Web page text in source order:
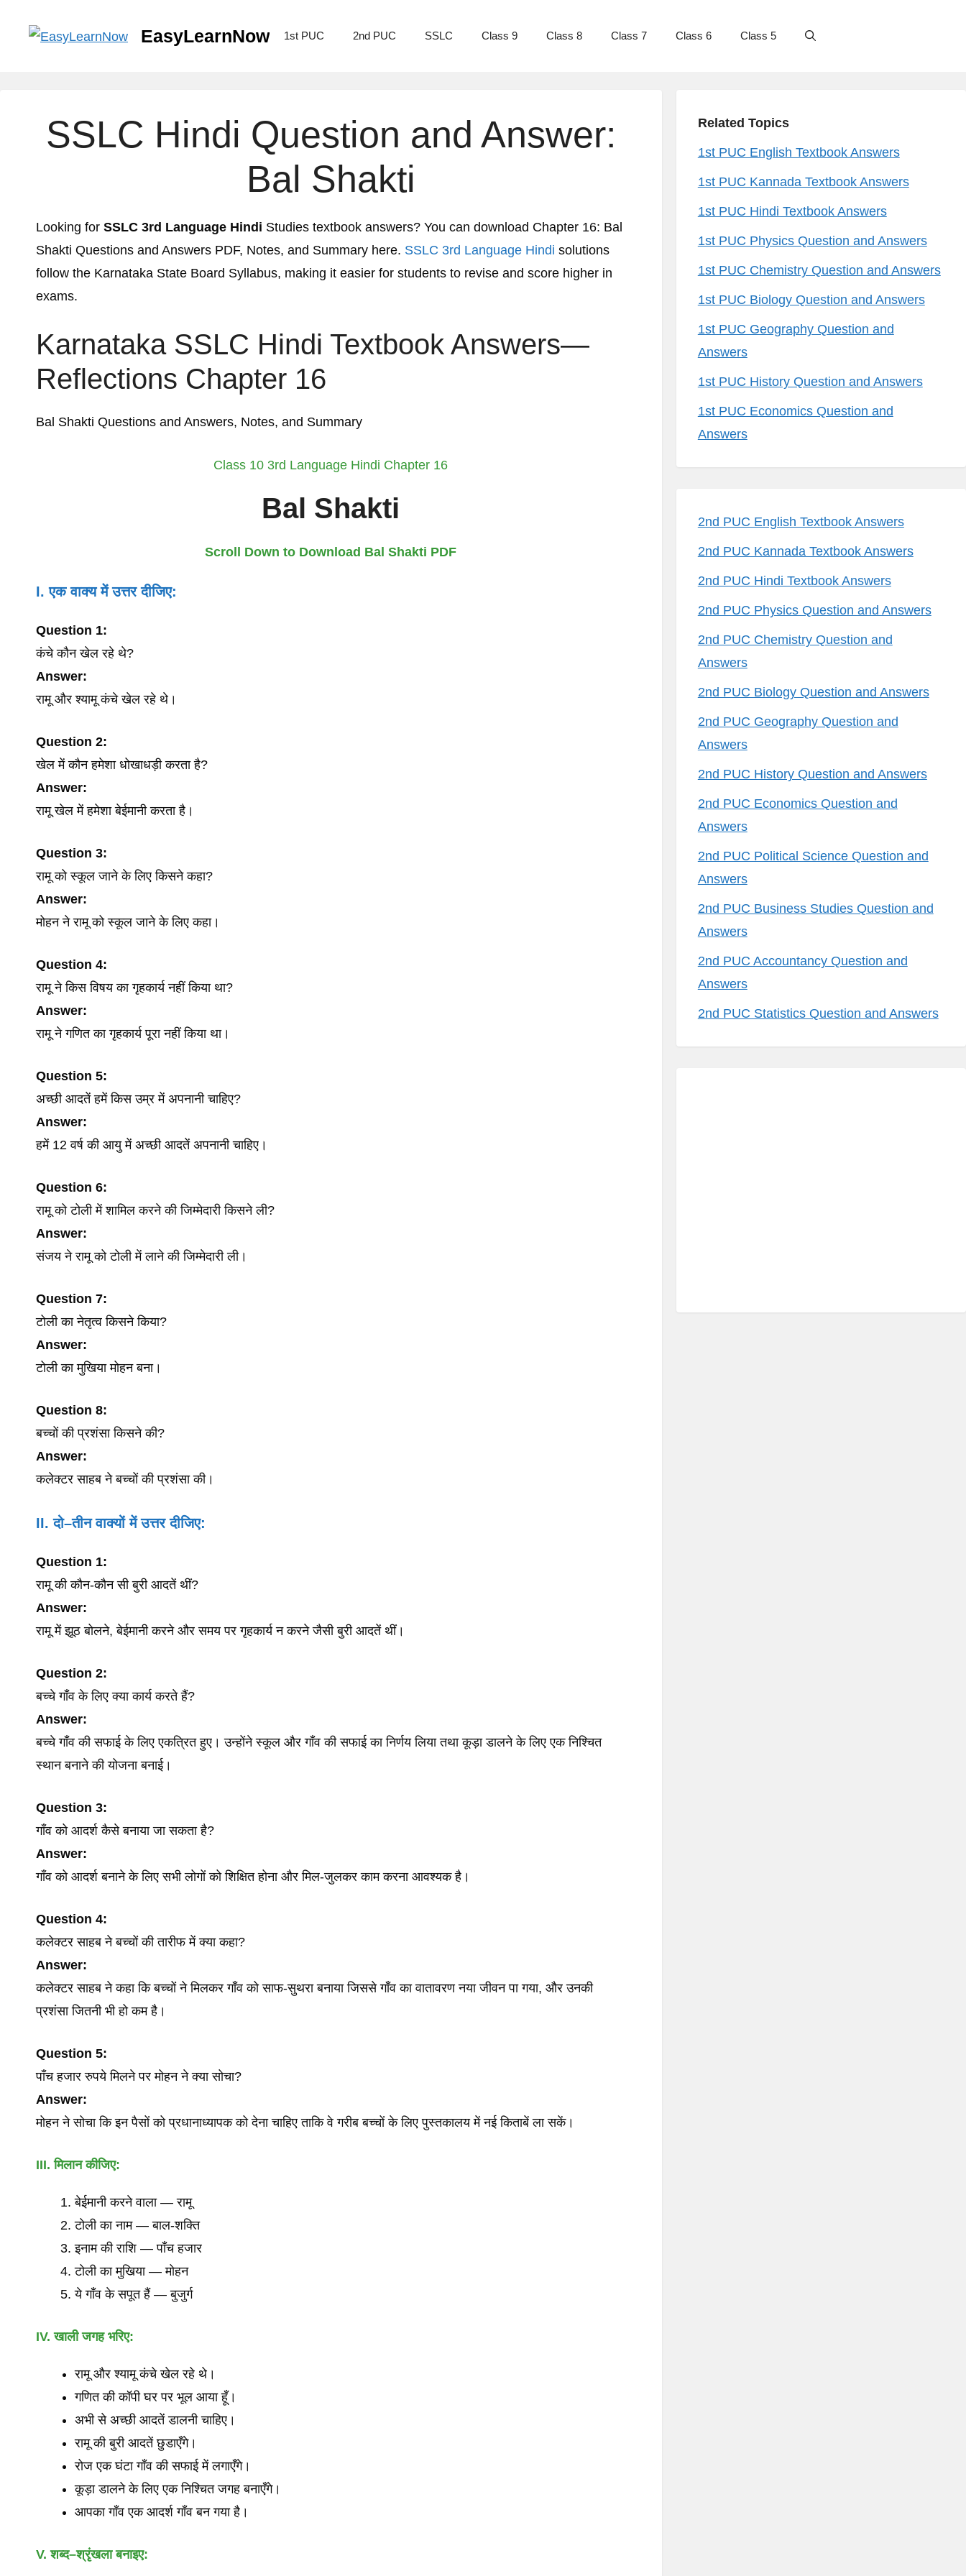
EasyLearnNow 1st PUC 2nd PUC SSLC Class 9 Class 8 Class 7 Class 6 Class 5
SSLC Hindi Question and Answer:
Bal Shakti
Looking for SSLC 3rd Language Hindi Studies textbook answers? You can download Chapter 16: Bal
Shakti Questions and Answers PDF, Notes, and Summary here. SSLC 3rd Language Hindi solutions
follow the Karnataka State Board Syllabus, making it easier for students to revise and score higher in
exams.
Karnataka SSLC Hindi Textbook Answers—
Reflections Chapter 16
Bal Shakti Questions and Answers, Notes, and Summary
Class 10 3rd Language Hindi Chapter 16
Bal Shakti
Scroll Down to Download Bal Shakti PDF
I. एक वाक्य में उत्तर दीजिए:
Question 1:
कंचे कौन खेल रहे थे?
Answer:
रामू और श्यामू कंचे खेल रहे थे।
Question 2:
खेल में कौन हमेशा धोखाधड़ी करता है?
Answer:
रामू खेल में हमेशा बेईमानी करता है।
Question 3:
रामू को स्कूल जाने के लिए किसने कहा?
Answer:
मोहन ने रामू को स्कूल जाने के लिए कहा।
Question 4:
रामू ने किस विषय का गृहकार्य नहीं किया था?
Answer:
रामू ने गणित का गृहकार्य पूरा नहीं किया था।
Question 5:
अच्छी आदतें हमें किस उम्र में अपनानी चाहिए?
Answer:
हमें 12 वर्ष की आयु में अच्छी आदतें अपनानी चाहिए।
Question 6:
रामू को टोली में शामिल करने की जिम्मेदारी किसने ली?
Answer:
संजय ने रामू को टोली में लाने की जिम्मेदारी ली।
Question 7:
टोली का नेतृत्व किसने किया?
Answer:
टोली का मुखिया मोहन बना।
Question 8:
बच्चों की प्रशंसा किसने की?
Answer:
कलेक्टर साहब ने बच्चों की प्रशंसा की।
II. दो–तीन वाक्यों में उत्तर दीजिए:
Question 1:
रामू की कौन-कौन सी बुरी आदतें थीं?
Answer:
रामू में झूठ बोलने, बेईमानी करने और समय पर गृहकार्य न करने जैसी बुरी आदतें थीं।
Question 2:
बच्चे गाँव के लिए क्या कार्य करते हैं?
Answer:
बच्चे गाँव की सफाई के लिए एकत्रित हुए। उन्होंने स्कूल और गाँव की सफाई का निर्णय लिया तथा कूड़ा डालने के लिए एक निश्चित
स्थान बनाने की योजना बनाई।
Question 3:
गाँव को आदर्श कैसे बनाया जा सकता है?
Answer:
गाँव को आदर्श बनाने के लिए सभी लोगों को शिक्षित होना और मिल-जुलकर काम करना आवश्यक है।
Question 4:
कलेक्टर साहब ने बच्चों की तारीफ में क्या कहा?
Answer:
कलेक्टर साहब ने कहा कि बच्चों ने मिलकर गाँव को साफ-सुथरा बनाया जिससे गाँव का वातावरण नया जीवन पा गया, और उनकी
प्रशंसा जितनी भी हो कम है।
Question 5:
पाँच हजार रुपये मिलने पर मोहन ने क्या सोचा?
Answer:
मोहन ने सोचा कि इन पैसों को प्रधानाध्यापक को देना चाहिए ताकि वे गरीब बच्चों के लिए पुस्तकालय में नई किताबें ला सकें।
III.मिलान कीजिए:
बेईमानी करने वाला — रामू
टोली का नाम — बाल-शक्ति
इनाम की राशि — पाँच हजार
टोली का मुखिया — मोहन
ये गाँव के सपूत हैं — बुजुर्ग
IV. खाली जगह भरिए:
रामू और श्यामू कंचे खेल रहे थे।
गणित की कॉपी घर पर भूल आया हूँ।
अभी से अच्छी आदतें डालनी चाहिए।
रामू की बुरी आदतें छुडाएँगे।
रोज एक घंटा गाँव की सफाई में लगाएँगे।
कूड़ा डालने के लिए एक निश्चित जगह बनाएँगे।
आपका गाँव एक आदर्श गाँव बन गया है।
V. शब्द–श्रृंखला बनाइए:
Related Topics
1st PUC English Textbook Answers
1st PUC Kannada Textbook Answers
1st PUC Hindi Textbook Answers
1st PUC Physics Question and Answers
1st PUC Chemistry Question and Answers
1st PUC Biology Question and Answers
1st PUC Geography Question and
Answers
1st PUC History Question and Answers
1st PUC Economics Question and
Answers
2nd PUC English Textbook Answers
2nd PUC Kannada Textbook Answers
2nd PUC Hindi Textbook Answers
2nd PUC Physics Question and Answers
2nd PUC Chemistry Question and
Answers
2nd PUC Biology Question and Answers
2nd PUC Geography Question and
Answers
2nd PUC History Question and Answers
2nd PUC Economics Question and
Answers
2nd PUC Political Science Question and
Answers
2nd PUC Business Studies Question and
Answers
2nd PUC Accountancy Question and
Answers
2nd PUC Statistics Question and Answers